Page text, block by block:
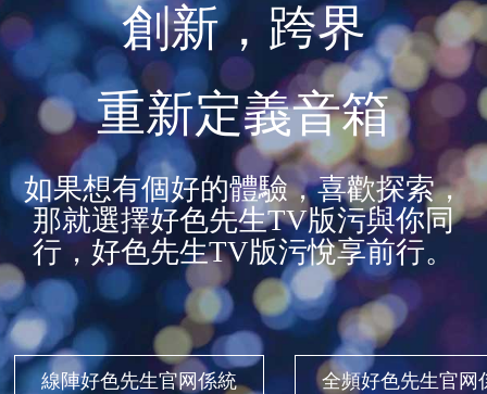
創新，跨界
重新定義音箱
如果想有個好的體驗，喜歡探索，
那就選擇好色先生TV版污與你同
行，好色先生TV版污悅享前行。
線陣好色先生官网係統 全頻好色先生官网